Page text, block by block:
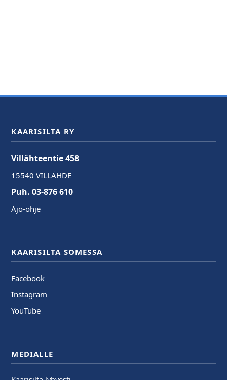
KAARISILTA RY
Villähteentie 458
15540 VILLÄHDE
Puh. 03-876 610
Ajo-ohje
KAARISILTA SOMESSA
Facebook
Instagram
YouTube
MEDIALLE